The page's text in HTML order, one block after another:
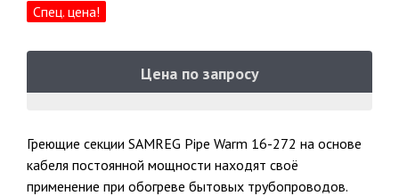
Спец. цена!
Цена по запросу
Греющие секции SAMREG Pipe Warm 16-272 на основе
кабеля постоянной мощности находят своё
применение при обогреве бытовых трубопроводов.